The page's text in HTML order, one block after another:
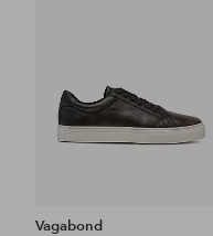
Vagabond